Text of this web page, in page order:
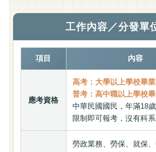
工作內容／分發單
項目 內容
應考資格
高考：大學以上學校畢業
普考：高中職以上學校畢
中華民國國民，年滿18
限制即可報考，沒有科系
勞政業務、勞保、就保